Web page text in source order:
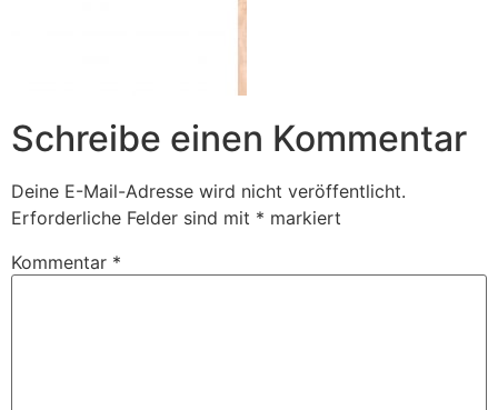
Schreibe einen Kommentar
Deine E-Mail-Adresse wird nicht veröffentlicht.
Erforderliche Felder sind mit * markiert
Kommentar *